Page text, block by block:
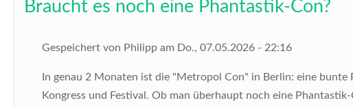
Braucht es noch eine Phantastik-Con?
Gespeichert von Philipp am Do., 07.05.2026 - 22:16
In genau 2 Monaten ist die "Metropol Con" in Berlin: eine bunte
Kongress und Festival. Ob man überhaupt noch eine